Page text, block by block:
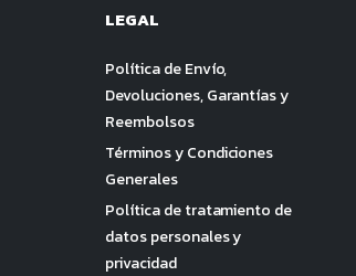
LEGAL
Política de Envío,
Devoluciones, Garantías y
Reembolsos
Términos y Condiciones
Generales
Política de tratamiento de
datos personales y
privacidad